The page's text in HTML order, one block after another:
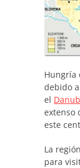
Hungría
debido
el
extenso
este
La
para